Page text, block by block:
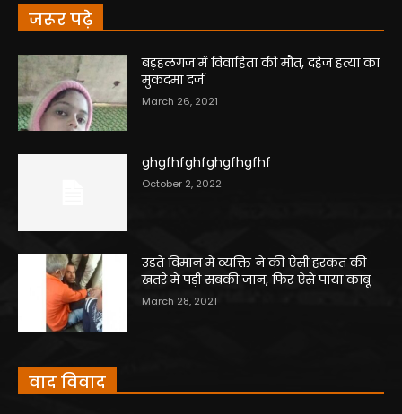
जरूर पढ़े
बड़हलगंज में विवाहिता की मौत, दहेज हत्या का
मुकदमा दर्ज
March 26, 2021
ghgfhfghfghgfhgfhf
October 2, 2022
उड़ते विमान में व्यक्ति ने की ऐसी हरकत की
खतरे में पड़ी सबकी जान, फिर ऐसे पाया काबू
March 28, 2021
वाद विवाद